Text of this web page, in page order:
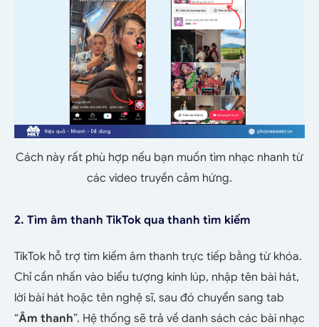
Cách này rất phù hợp nếu bạn muốn tìm nhạc nhanh từ
các video truyền cảm hứng.
2. Tìm âm thanh TikTok qua thanh tìm kiếm
TikTok hỗ trợ tìm kiếm âm thanh trực tiếp bằng từ khóa.
Chỉ cần nhấn vào biểu tượng kính lúp, nhập tên bài hát,
lời bài hát hoặc tên nghệ sĩ, sau đó chuyển sang tab
“Âm thanh”. Hệ thống sẽ trả về danh sách các bài nhạc